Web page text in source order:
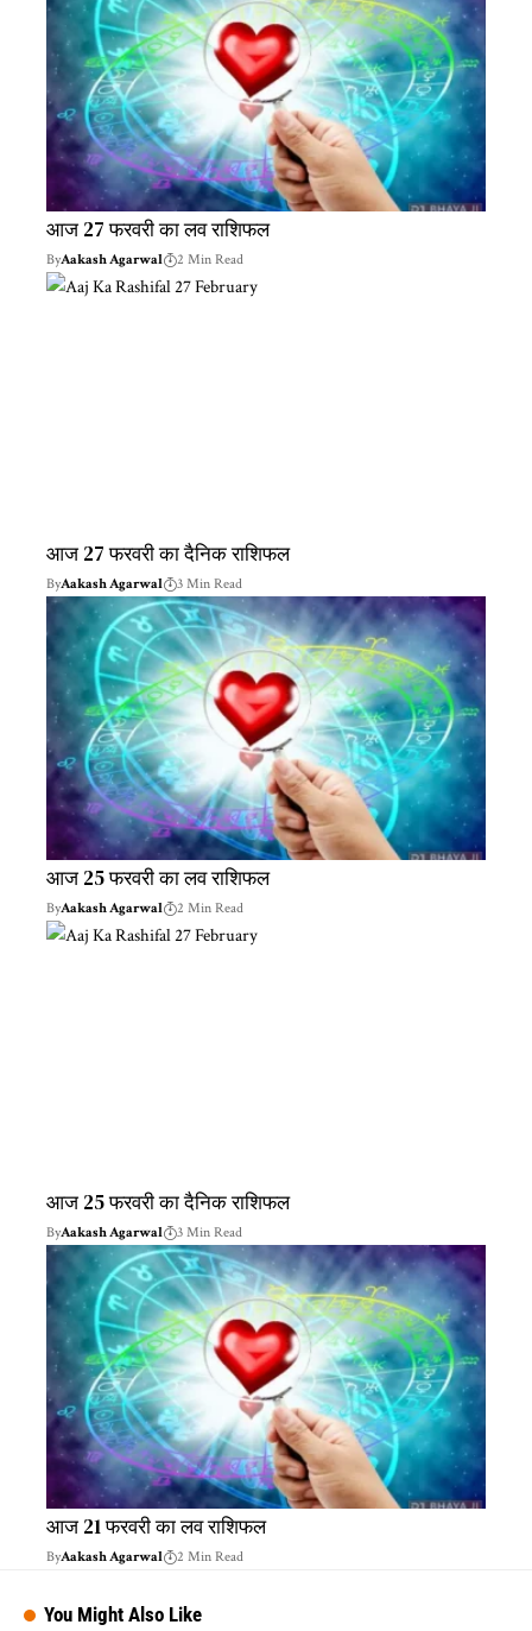
आज 27 फरवरी का लव राशिफल
ByAakash Agarwal 2 Min Read
आज 27 फरवरी का दैनिक राशिफल
ByAakash Agarwal 3 Min Read
आज 25 फरवरी का लव राशिफल
ByAakash Agarwal 2 Min Read
आज 25 फरवरी का दैनिक राशिफल
ByAakash Agarwal 3 Min Read
आज 21 फरवरी का लव राशिफल
ByAakash Agarwal 2 Min Read
You Might Also Like